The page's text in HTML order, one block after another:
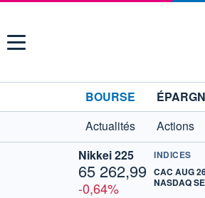
Menu
BOURSE
Actualités
Actions
Nikkei 225
65 262,99
-0,64%
INDICES
CAC AUG
NASDAQ